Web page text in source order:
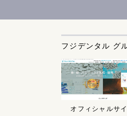
フジデンタル グ
オフィシャルサイ